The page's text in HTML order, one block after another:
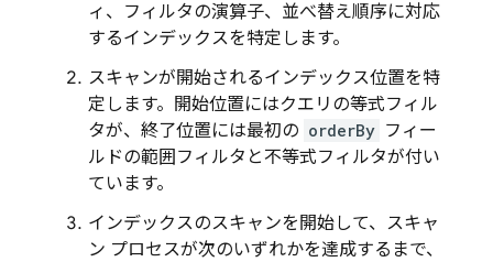
ィ、フィルタの演算子、並べ替え順序に対応
するインデックスを特定します。
スキャンが開始されるインデックス位置を特
定します。開始位置にはクエリの等式フィル
タが、終了位置には最初の orderBy フィー
ルドの範囲フィルタと不等式フィルタが付い
ています。
インデックスのスキャンを開始して、スキャ
ン プロセスが次のいずれかを達成するまで、